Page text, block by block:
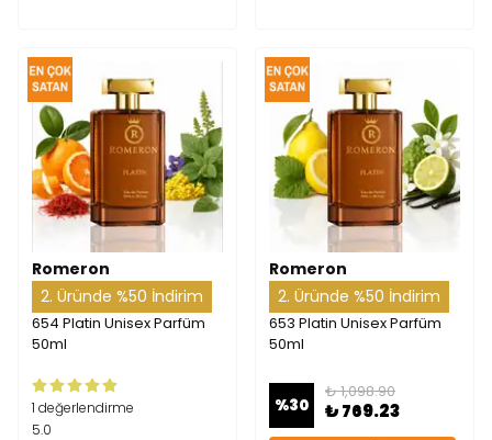
Romeron
2. Üründe %50 İndirim
654 Platin Unisex Parfüm
50ml
1 değerlendirme
5.0
Romeron
2. Üründe %50 İndirim
653 Platin Unisex Parfüm
50ml
%30
₺ 1,098.90
₺ 769.23